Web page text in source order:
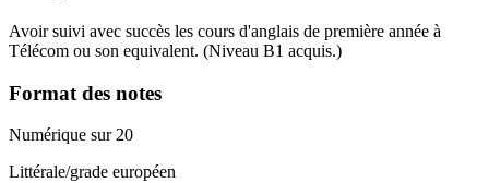
Avoir suivi avec succès les cours d'anglais de première année à
Télécom ou son equivalent. (Niveau B1 acquis.)
Format des notes
Numérique sur 20
Littérale/grade européen